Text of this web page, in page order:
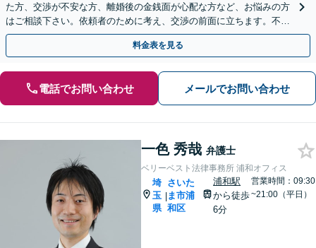
た方、交渉が不安な方、離婚後の金銭面が心配な方など、お悩みの方
はご相談下さい。依頼者のために考え、交渉の前面に立ちます。不貞
行為の慰謝料（請求する側・される側）も承ります。
料金表を見る
電話でお問い合わせ メールでお問い合わせ
一色 秀哉 弁護士
ベリーベスト法律事務所 浦和オフィス
埼
玉
県
|
さいた
ま市浦
和区
浦和駅
から徒歩
6分
営業時間：09:30
~21:00（平日）